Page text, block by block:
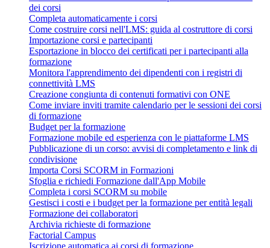
dei corsi
Completa automaticamente i corsi
Come costruire corsi nell'LMS: guida al costruttore di corsi
Importazione corsi e partecipanti
Esportazione in blocco dei certificati per i partecipanti alla
formazione
Monitora l'apprendimento dei dipendenti con i registri di
connettività LMS
Creazione congiunta di contenuti formativi con ONE
Come inviare inviti tramite calendario per le sessioni dei corsi
di formazione
Budget per la formazione
Formazione mobile ed esperienza con le piattaforme LMS
Pubblicazione di un corso: avvisi di completamento e link di
condivisione
Importa Corsi SCORM in Formazioni
Sfoglia e richiedi Formazione dall'App Mobile
Completa i corsi SCORM su mobile
Gestisci i costi e i budget per la formazione per entità legali
Formazione dei collaboratori
Archivia richieste di formazione
Factorial Campus
Iscrizione automatica ai corsi di formazione